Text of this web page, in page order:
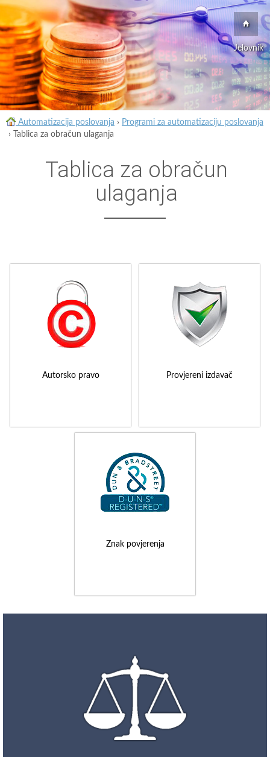
Jelovnik
Automatizacija poslovanja › Programi za automatizaciju poslovanja
›
Tablica za obračun ulaganja
Tablica za obračun
ulaganja
Autorsko pravo Provjereni izdavač
Znak povjerenja